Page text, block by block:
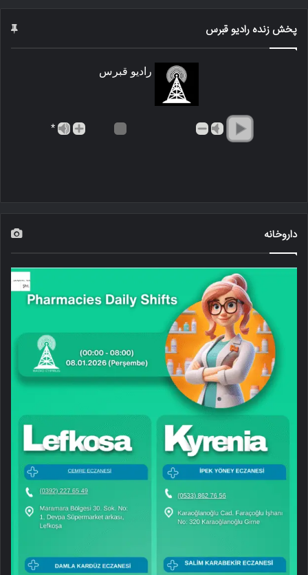
پخش زنده رادیو قبرس
رادیو قبرس
*
داروخانه